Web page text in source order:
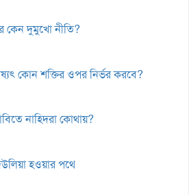
কেন দুমুখো নীতি?
কোন শক্তির ওপর নির্ভর করবে?
নাহিদরা কোথায়?
হওয়ার পথে